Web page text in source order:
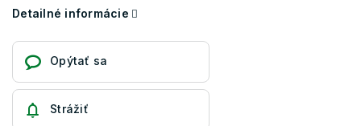
Detailné informácie
Opýtať sa
Strážiť